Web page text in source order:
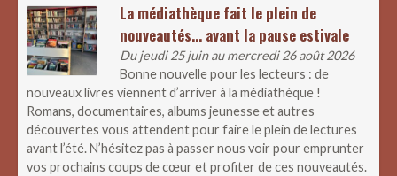
La médiathèque fait le plein de
nouveautés… avant la pause estivale
Du jeudi 25 juin au mercredi 26 août 2026
Bonne nouvelle pour les lecteurs : de
nouveaux livres viennent d’arriver à la médiathèque !
Romans, documentaires, albums jeunesse et autres
découvertes vous attendent pour faire le plein de lectures
avant l’été. N’hésitez pas à passer nous voir pour emprunter
vos prochains coups de cœur et profiter de ces nouveautés.